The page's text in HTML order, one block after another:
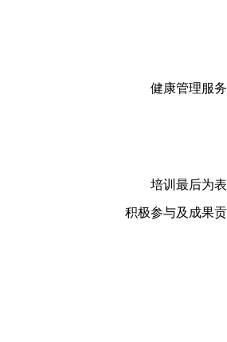
健康管理服务
培训最后为表
积极参与及成果贡